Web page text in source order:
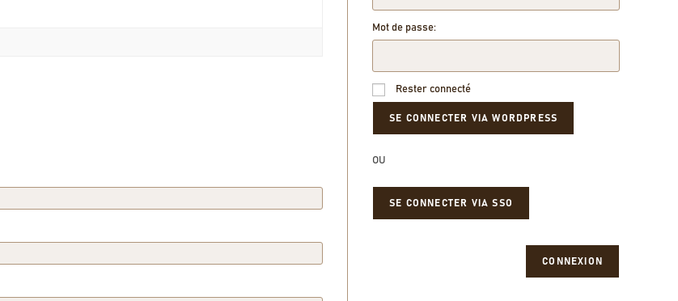
Mot de passe:
Rester connecté
OU
SE CONNECTER VIA SSO
CONNEXION